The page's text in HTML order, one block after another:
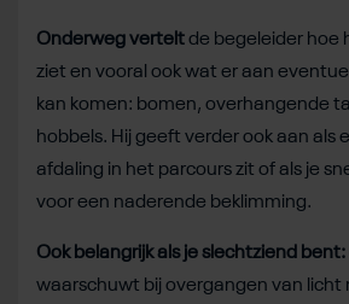
Onderweg verteltde begeleider hoe
ziet en vooral ook wat er aan
kan komen: bomen, overhangende
hobbels. Hij geeft verder ook aan als
afdaling in het parcours zit of als je
voor een naderende beklimming.
Ook belangrijk als je slechtziend bent:
waarschuwt bij overgangen van licht